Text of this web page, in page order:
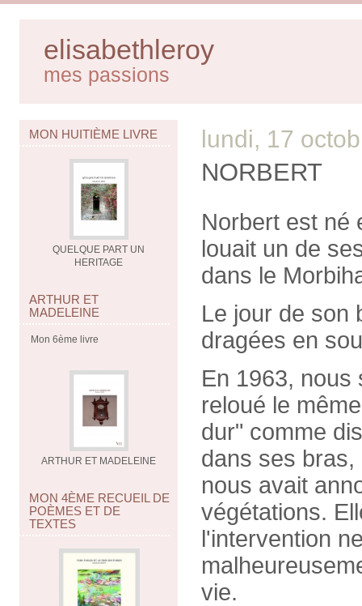
elisabethleroy
mes passions
MON HUITIÈME LIVRE
QUELQUE PART UN
HERITAGE
ARTHUR ET
MADELEINE
Mon 6ème livre
ARTHUR ET MADELEINE
MON 4ÈME RECUEIL DE
POÈMES ET DE
TEXTES
lundi, 17
NORBERT
Norbert est né
louait un de
dans le
Le jour de son
dragées en
En 1963, nous
reloué le
dur" comme
dans ses
nous avait
végétations.
l'intervention
vie.